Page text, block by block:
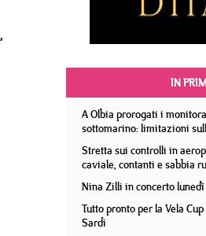
IN
A Olbia prorogati i
sottomarino: limitazioni
Stretta sui controlli in
caviale, contanti e sabbia
Nina Zilli in concerto
Tutto pronto per la Vela
Sardi